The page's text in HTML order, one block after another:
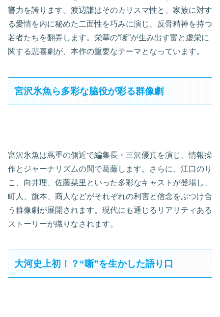
響力を誇ります。渡辺謙はそのカリスマ性と、家族に対す
る愛情を内に秘めた二面性を巧みに演じ、反骨精神を持つ
若者たちを翻弄します。栄華の“噺”が生み出す富と虚栄に
関する悲喜劇が、本作の重要なテーマとなっています。
宮沢氷魚ら多彩な脇役が彩る群像劇
宮沢氷魚は蔦重の側近で編集長・三沢優真を演じ、情報操
作とジャーナリズムの間で葛藤します。さらに、江口のり
こ、向井理、佐藤栞里といった多彩なキャストが登場し、
町人、旗本、商人などがそれぞれの利害と信念をぶつけ合
う群像劇が展開されます。現代にも通じるリアリティある
ストーリーが織りなされます。
大河史上初！？“噺”を生かした語り口